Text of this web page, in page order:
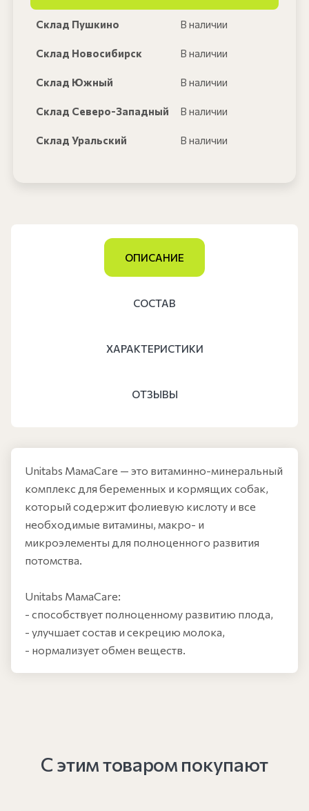
Склад Пушкино В наличии
Склад Новосибирск В наличии
Склад Южный В наличии
Склад Северо-Западный В наличии
Склад Уральский В наличии
ОПИСАНИЕ
СОСТАВ
ХАРАКТЕРИСТИКИ
ОТЗЫВЫ
Unitabs МамаCare — это витаминно-минеральный
комплекс для беременных и кормящих собак,
который содержит фолиевую кислоту и все
необходимые витамины, макро- и
микроэлементы для полноценного развития
потомства.
Unitabs МамаCare:
- способствует полноценному развитию плода,
- улучшает состав и секрецию молока,
- нормализует обмен веществ.
С этим товаром покупают